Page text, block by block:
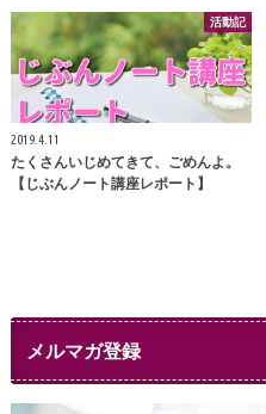
活動記
2019.4.11
たくさんいじめてきて、ごめんよ。
【じぶんノート講座レポート】
メルマガ登録